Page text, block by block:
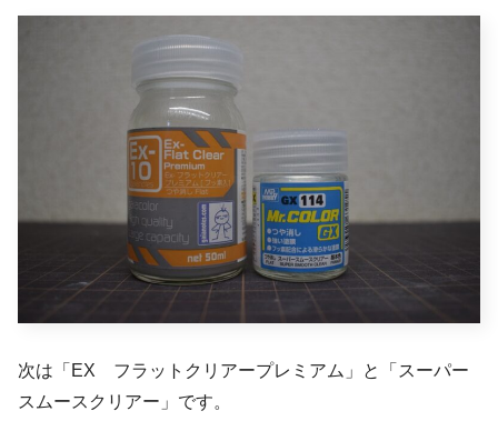
次は「EX フラットクリアープレミアム」と「スーパー
スムースクリアー」です。